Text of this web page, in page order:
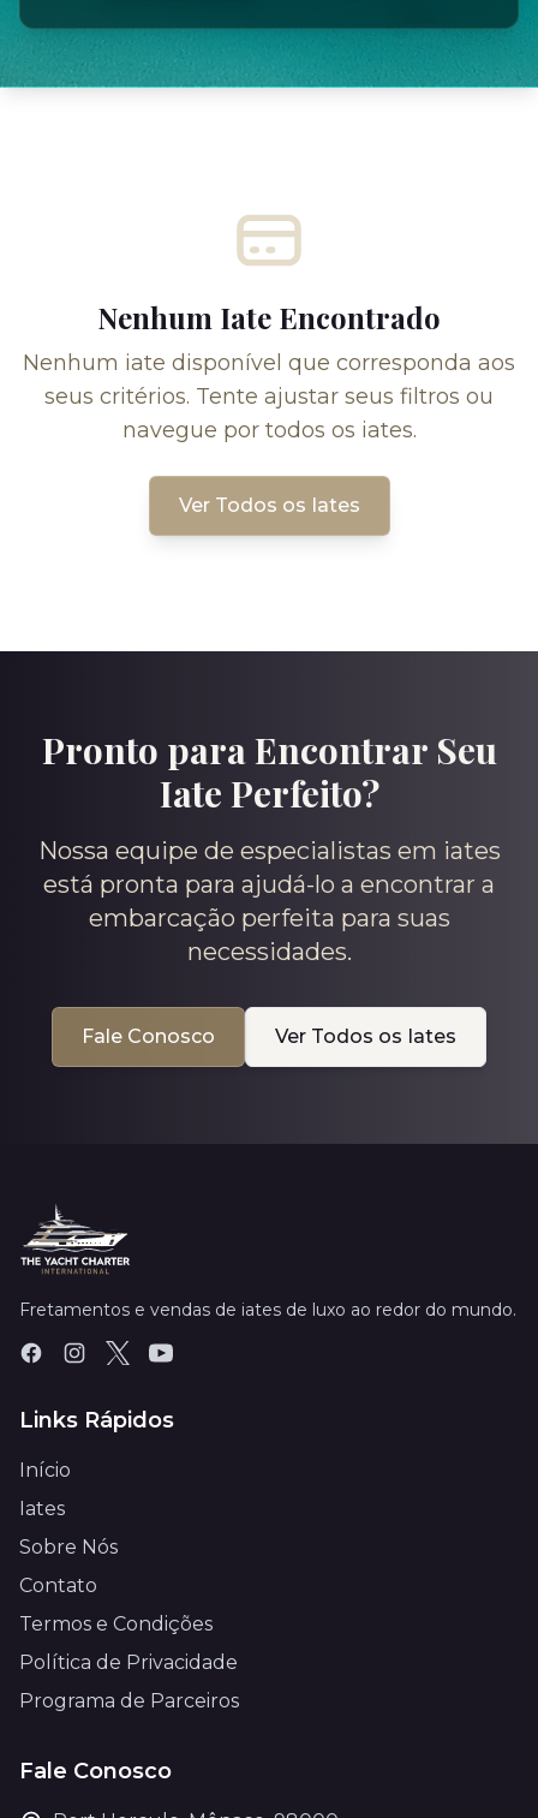
Nenhum Iate Encontrado
Nenhum iate disponível que corresponda aos
seus critérios. Tente ajustar seus filtros ou
navegue por todos os iates.
Ver Todos os Iates
Pronto para Encontrar Seu
Iate Perfeito?
Nossa equipe de especialistas em iates
está pronta para ajudá-lo a encontrar a
embarcação perfeita para suas
necessidades.
Fale Conosco Ver Todos os Iates
Fretamentos e vendas de iates de luxo ao redor do mundo.
Links Rápidos
Início
Iates
Sobre Nós
Contato
Termos e Condições
Política de Privacidade
Programa de Parceiros
Fale Conosco